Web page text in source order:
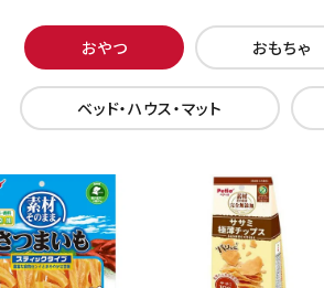
おやつ おもちゃ
ベッド・ハウス・マット